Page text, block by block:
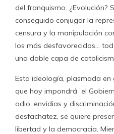
del franquismo. ¿Evolución?
conseguido conjugar la
censura y la manipulación
los más desfavorecidos…
una doble capa de
Esta ideología, plasmada en
que hoy impondrá el
odio, envidias y
desfachatez, se quiere
libertad y la democracia.